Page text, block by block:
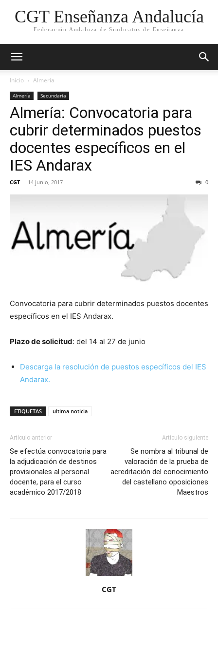
CGT Enseñanza Andalucía
Federación Andaluza de Sindicatos de Enseñanza
Inicio Almería
Almería Secundaria
Almería: Convocatoria para
cubrir determinados puestos
docentes específicos en el
IES Andarax
CGT - 14 junio, 2017 0
Convocatoria para cubrir determinados puestos docentes
específicos en el IES Andarax.
Plazo de solicitud: del 14 al 27 de junio
Descarga la resolución de puestos específicos del IES
Andarax.
ETIQUETAS ultima noticia
Artículo anterior
Se efectúa convocatoria para
la adjudicación de destinos
provisionales al personal
docente, para el curso
académico 2017/2018
Artículo siguiente
Se nombra al tribunal de
valoración de la prueba de
acreditación del conocimiento
del castellano oposiciones
Maestros
CGT